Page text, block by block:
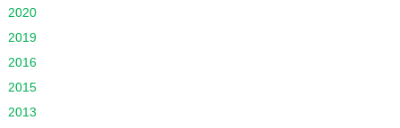
2020
2019
2016
2015
2013